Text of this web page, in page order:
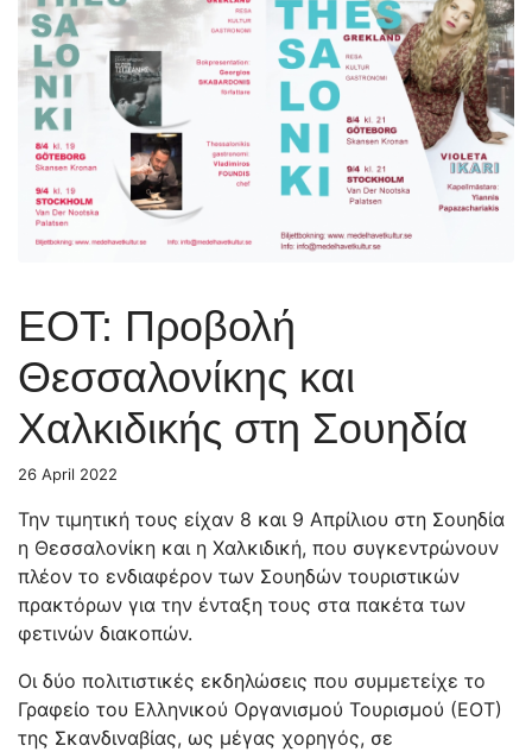
ΕΟΤ: Προβολή
Θεσσαλονίκης και
Χαλκιδικής στη Σουηδία
26 April 2022
Την τιμητική τους είχαν 8 και 9 Απρίλιου στη Σουηδία
η Θεσσαλονίκη και η Χαλκιδική, που συγκεντρώνουν
πλέον το ενδιαφέρον των Σουηδών τουριστικών
πρακτόρων για την ένταξη τους στα πακέτα των
φετινών διακοπών.
Οι δύο πολιτιστικές εκδηλώσεις που συμμετείχε το
Γραφείο του Ελληνικού Οργανισμού Τουρισμού (ΕΟΤ)
της Σκανδιναβίας, ως μέγας χορηγός, σε